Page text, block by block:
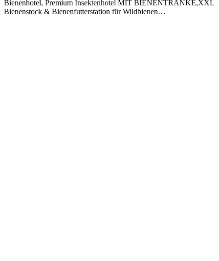
Bienenhotel, Premium Insektenhotel MIT BIENENTRÄNKE,XXL
Bienenstock & Bienenfutterstation für Wildbienen…